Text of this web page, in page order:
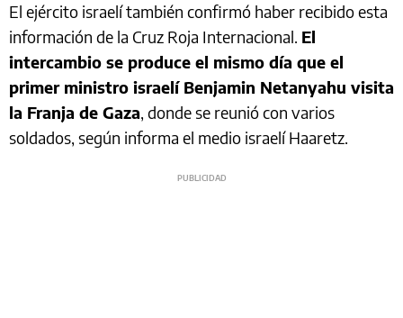
El ejército israelí también confirmó haber recibido esta
información de la Cruz Roja Internacional. El
intercambio se produce el mismo día que el
primer ministro israelí Benjamin Netanyahu visita
la Franja de Gaza, donde se reunió con varios
soldados, según informa el medio israelí Haaretz.